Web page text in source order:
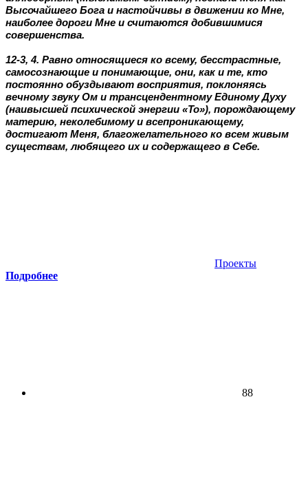
Высочайшего Бога и настойчивы в движении ко Мне,
наиболее дороги Мне и считаются добившимися
совершенства.
12-3, 4. Равно относящиеся ко всему, бесстрастные,
самосознающие и понимающие, они, как и те, кто
постоянно обуздывают восприятия, поклоняясь
вечному звуку Ом и трансцендентному Единому Духу
(наивысшей психической энергии «То»), порождающему
материю, неколебимому и всепроникающему,
достигают Меня, благожелательного ко всем живым
существам, любящего их и содержащего в Себе.
Проекты
Подробнее
88